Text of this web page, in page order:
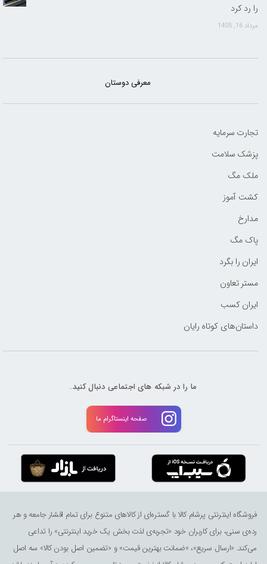
را رد کرد
مرداد 16, 1405
معرفی دوستان
تجارت سرمایه
پزشک سلامت
ملک مگ
کشت آموز
مدارخ
پاک مگ
ایران را بگرد
مستر تعاون
ایران کسب
داستان‌های کوتاه رایان
ما را در شبکه های اجتماعی دنبال کنید.
صفحه اینستاگرام ما
فروشگاه اینترنتی پرشام کالا با گستره‌ای از کالاهای متنوع برای تمام اقشار جامعه و هر
رده‌ی سنی، برای کاربران خود «تجربه‌ی لذت ‌بخش یک خرید اینترنتی» را تداعی
می‌کند. «ارسال سریع»، «ضمانت بهترین قیمت» و «تضمین اصل بودن کالا» سه اصل